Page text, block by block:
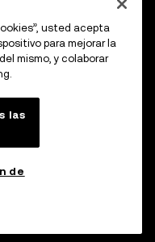
usted acepta
para mejorar la
mismo, y colaborar
las
de